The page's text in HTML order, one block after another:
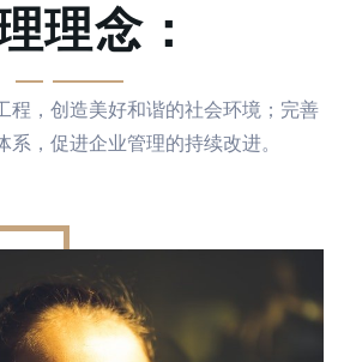
理念：
程，创造美好和谐的社会环境；完善
系，促进企业管理的持续改进。